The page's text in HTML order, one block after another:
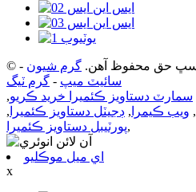
گرم شيون -
سائيٽ ميپ - گرم ٽيگ
سمارٽ دستاويز ڪئميرا خريد ڪريو,
, ويب ڪيمرا , ڊجيٽل دستاويز ڪئميرا ,
پورٽيبل دستاويز ڪئميرا,
اي ميل موڪليو
x